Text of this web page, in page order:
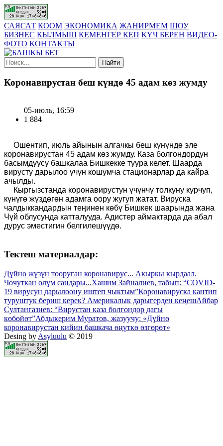
САЯСАТ КООМ ЭКОНОМИКА ЖАНИРМЕМ ШОУ
БИЗНЕС КЫЛМЫШ КЕМЕНГЕР КЕП КҮЧ БЕРЕН ВИДЕО-
ФОТО КОНТАКТЫ
Найти
Коронавирустан беш күндө 45 адам көз жумду
05-июль, 16:59
1 884
Ошентип, июль айынын алгачкы беш күнүндө эле
коронавирустан 45 адам көз жумду. Каза болгондордун
басымдуусу башкалаа Бишкекке туура келет. Шаарда
вирусту дарылоо үчүн кошумча стационарлар да кайра
ачылды.
Кыргызстанда коронавирустун үчүнчү толкуну курчуп,
күнүгө жүздөгөн адамга оору жугуп жатат. Вируска
чалдыккандардын теңинен көбү Бишкек шаарында жана
Чүй облусунда катталууда. Адистер аймактарда да абал
дурус эместигин белгилешүүдө.
Тектеш материалдар:
Дүйнө жүзүн тооруган коронавирус... Акыркы кырдаал.
Чочуткан өлүм сандары...Хашим Зайналиев, табып: “COVID-
19 вирусун дарылоону иштеп чыктым”Коронавируска кантип
туруштук бериш керек? Америкалык дарыгерден кеңешАйбар
Султангазиев: “Вирустан каза болгондор дагы
көбөйөт”Абдыкерим Муратов, жазуучу: «Дүйнө
коронавирустан кийин башкача өңүткө өзгөрөт»
Desing by Asyluulu © 2019